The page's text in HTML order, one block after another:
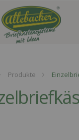
Produkte